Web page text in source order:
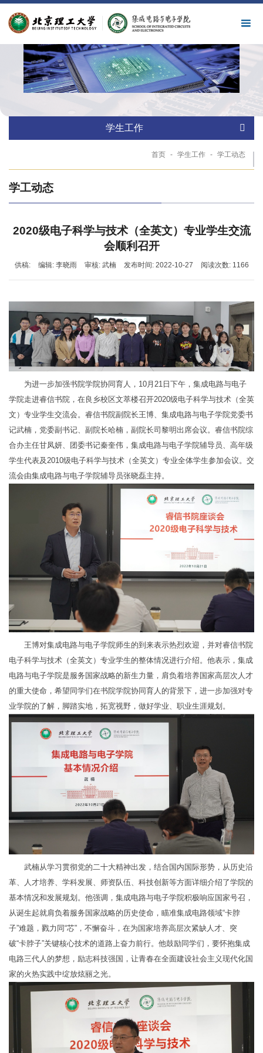
学生工作
首页 - 学生工作 - 学工动态
学工动态
2020级电子科学与技术（全英文）专业学生交流
会顺利召开
供稿: 编辑: 李晓雨 审核: 武楠 发布时间: 2022-10-27 阅读次数: 1166
为进一步加强书院学院协同育人，10月21日下午，集成电路与电子
学院走进睿信书院，在良乡校区文萃楼召开2020级电子科学与技术（全英
文）专业学生交流会。睿信书院副院长王博、集成电路与电子学院党委书
记武楠，党委副书记、副院长哈楠，副院长司黎明出席会议。睿信书院综
合办主任甘凤妍、团委书记秦奎伟，集成电路与电子学院辅导员、高年级
学生代表及2010级电子科学与技术（全英文）专业全体学生参加会议。交
流会由集成电路与电子学院辅导员张晓磊主持。
王博对集成电路与电子学院师生的到来表示热烈欢迎，并对睿信书院
电子科学与技术（全英文）专业学生的整体情况进行介绍。他表示，集成
电路与电子学院是服务国家战略的新生力量，肩负着培养国家高层次人才
的重大使命，希望同学们在书院学院协同育人的背景下，进一步加强对专
业学院的了解，脚踏实地，拓宽视野，做好学业、职业生涯规划。
武楠从学习贯彻党的二十大精神出发，结合国内国际形势，从历史沿
革、人才培养、学科发展、师资队伍、科技创新等方面详细介绍了学院的
基本情况和发展规划。他强调，集成电路与电子学院积极响应国家号召，
从诞生起就肩负着服务国家战略的历史使命，瞄准集成电路领域“卡脖
子”难题，戮力同“芯”，不懈奋斗，在为国家培养高层次紧缺人才、突
破“卡脖子”关键核心技术的道路上奋力前行。他鼓励同学们，要怀抱集成
电路三代人的梦想，励志科技强国，让青春在全面建设社会主义现代化国
家的火热实践中绽放炫丽之光。